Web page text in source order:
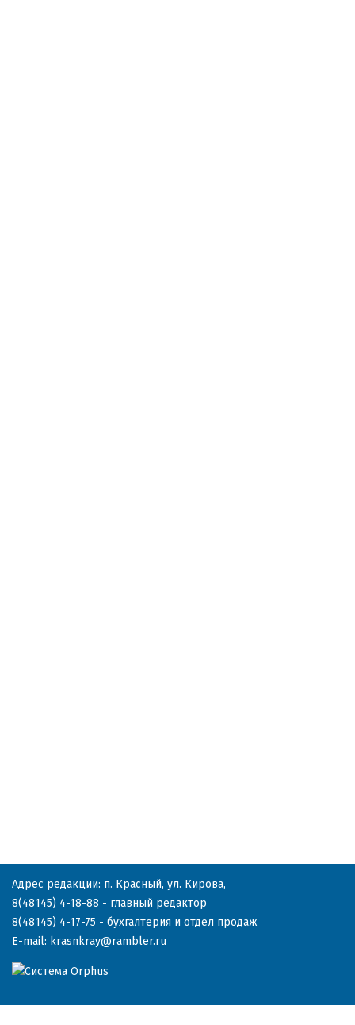
Адрес редакции: п. Красный, ул. Кирова,
8(48145) 4-18-88 - главный редактор
8(48145) 4-17-75 - бухгалтерия и отдел продаж
E-mail: krasnkray@rambler.ru